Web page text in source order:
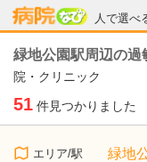
人で選べ
病院なび
緑地公園駅周辺の
院・クリニック
51 件見つかりました
エリア/駅 緑地